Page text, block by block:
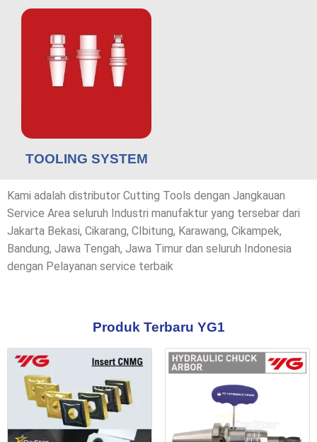
TOOLING SYSTEM
Kami adalah distributor Cutting Tools dengan Jangkauan
Service Area seluruh Industri manufaktur yang tersebar dari
Jakarta Bekasi, Cikarang, CIbitung, Karawang, Cikampek,
Bandung, Jawa Tengah, Jawa Timur dan seluruh Indonesia
dengan Pelayanan service terbaik
Produk Terbaru YG1